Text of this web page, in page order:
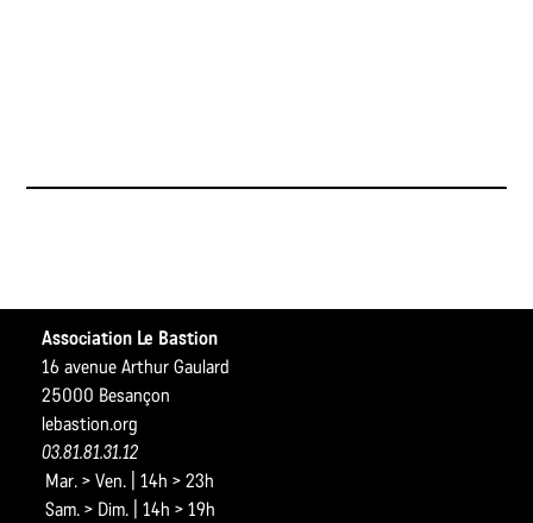
Association Le Bastion
16 avenue Arthur Gaulard
25000 Besançon
lebastion.org
03.81.81.31.12
Mar. > Ven. | 14h > 23h
Sam. > Dim. | 14h > 19h